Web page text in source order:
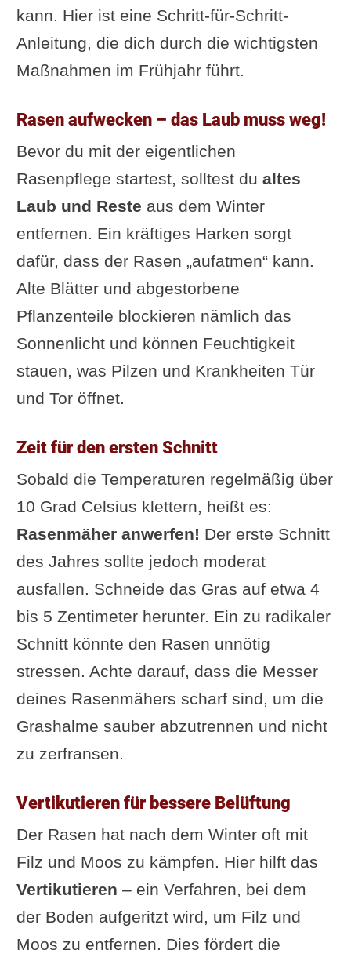
kann. Hier ist eine Schritt-für-Schritt-
Anleitung, die dich durch die wichtigsten
Maßnahmen im Frühjahr führt.
Rasen aufwecken – das Laub muss weg!
Bevor du mit der eigentlichen
Rasenpflege startest, solltest du altes
Laub und Reste aus dem Winter
entfernen. Ein kräftiges Harken sorgt
dafür, dass der Rasen „aufatmen“ kann.
Alte Blätter und abgestorbene
Pflanzenteile blockieren nämlich das
Sonnenlicht und können Feuchtigkeit
stauen, was Pilzen und Krankheiten Tür
und Tor öffnet.
Zeit für den ersten Schnitt
Sobald die Temperaturen regelmäßig über
10 Grad Celsius klettern, heißt es:
Rasenmäher anwerfen! Der erste Schnitt
des Jahres sollte jedoch moderat
ausfallen. Schneide das Gras auf etwa 4
bis 5 Zentimeter herunter. Ein zu radikaler
Schnitt könnte den Rasen unnötig
stressen. Achte darauf, dass die Messer
deines Rasenmähers scharf sind, um die
Grashalme sauber abzutrennen und nicht
zu zerfransen.
Vertikutieren für bessere Belüftung
Der Rasen hat nach dem Winter oft mit
Filz und Moos zu kämpfen. Hier hilft das
Vertikutieren – ein Verfahren, bei dem
der Boden aufgeritzt wird, um Filz und
Moos zu entfernen. Dies fördert die